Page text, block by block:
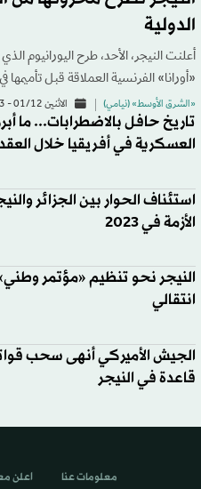
الدولية
أعلنت النيجر، الأحد، طرح اليورانيوم
«أورانا» الفرنسية العملاقة قبل تأميمها
«الشرق الأوسط» (نيامي) الاثنين 01/12 - 03:13
تاريخ حافل بالاضطرابات... ما
العسكرية في أفريقيا خلال العقد
استئناف الحوار بين الجزائر
الأزمة في 2023
النيجر نحو تنظيم «مؤتمر
انتقالي
الجيش الأميركي أنهى سحب
قاعدة في النيجر
معلومات عنا اعلن